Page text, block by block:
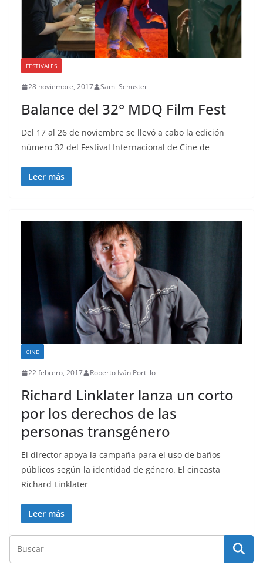
FESTIVALES
28 noviembre, 2017 Sami Schuster
Balance del 32° MDQ Film Fest
Del 17 al 26 de noviembre se llevó a cabo la edición
número 32 del Festival Internacional de Cine de
Leer más
CINE
22 febrero, 2017 Roberto Iván Portillo
Richard Linklater lanza un corto
por los derechos de las
personas transgénero
El director apoya la campaña para el uso de baños
públicos según la identidad de género. El cineasta
Richard Linklater
Leer más